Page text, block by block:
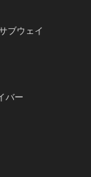
ブウェイ
バー